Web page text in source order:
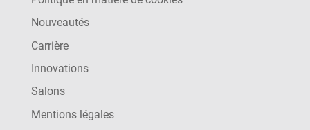
Nouveautés
Carrière
Innovations
Salons
Mentions légales